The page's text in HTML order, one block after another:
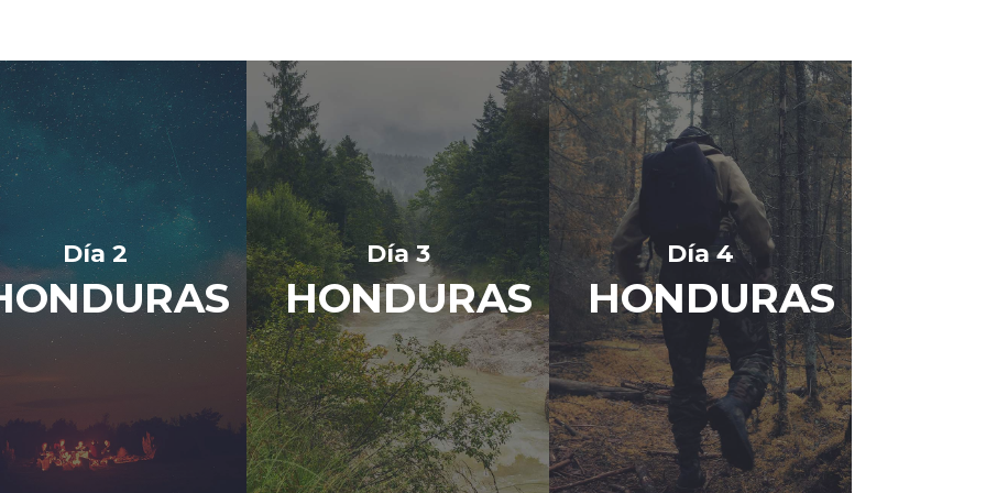
Día 2 Día 3
HONDURAS
Día 4
HONDURAS